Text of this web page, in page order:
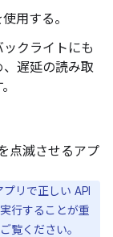
用する。
クライトにも
遅延の読み取
点滅させるアプ
リで正しい API
行することが重
覧ください。